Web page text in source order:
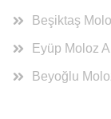
Beşiktaş
Eyüp Moloz
Beyoğlu